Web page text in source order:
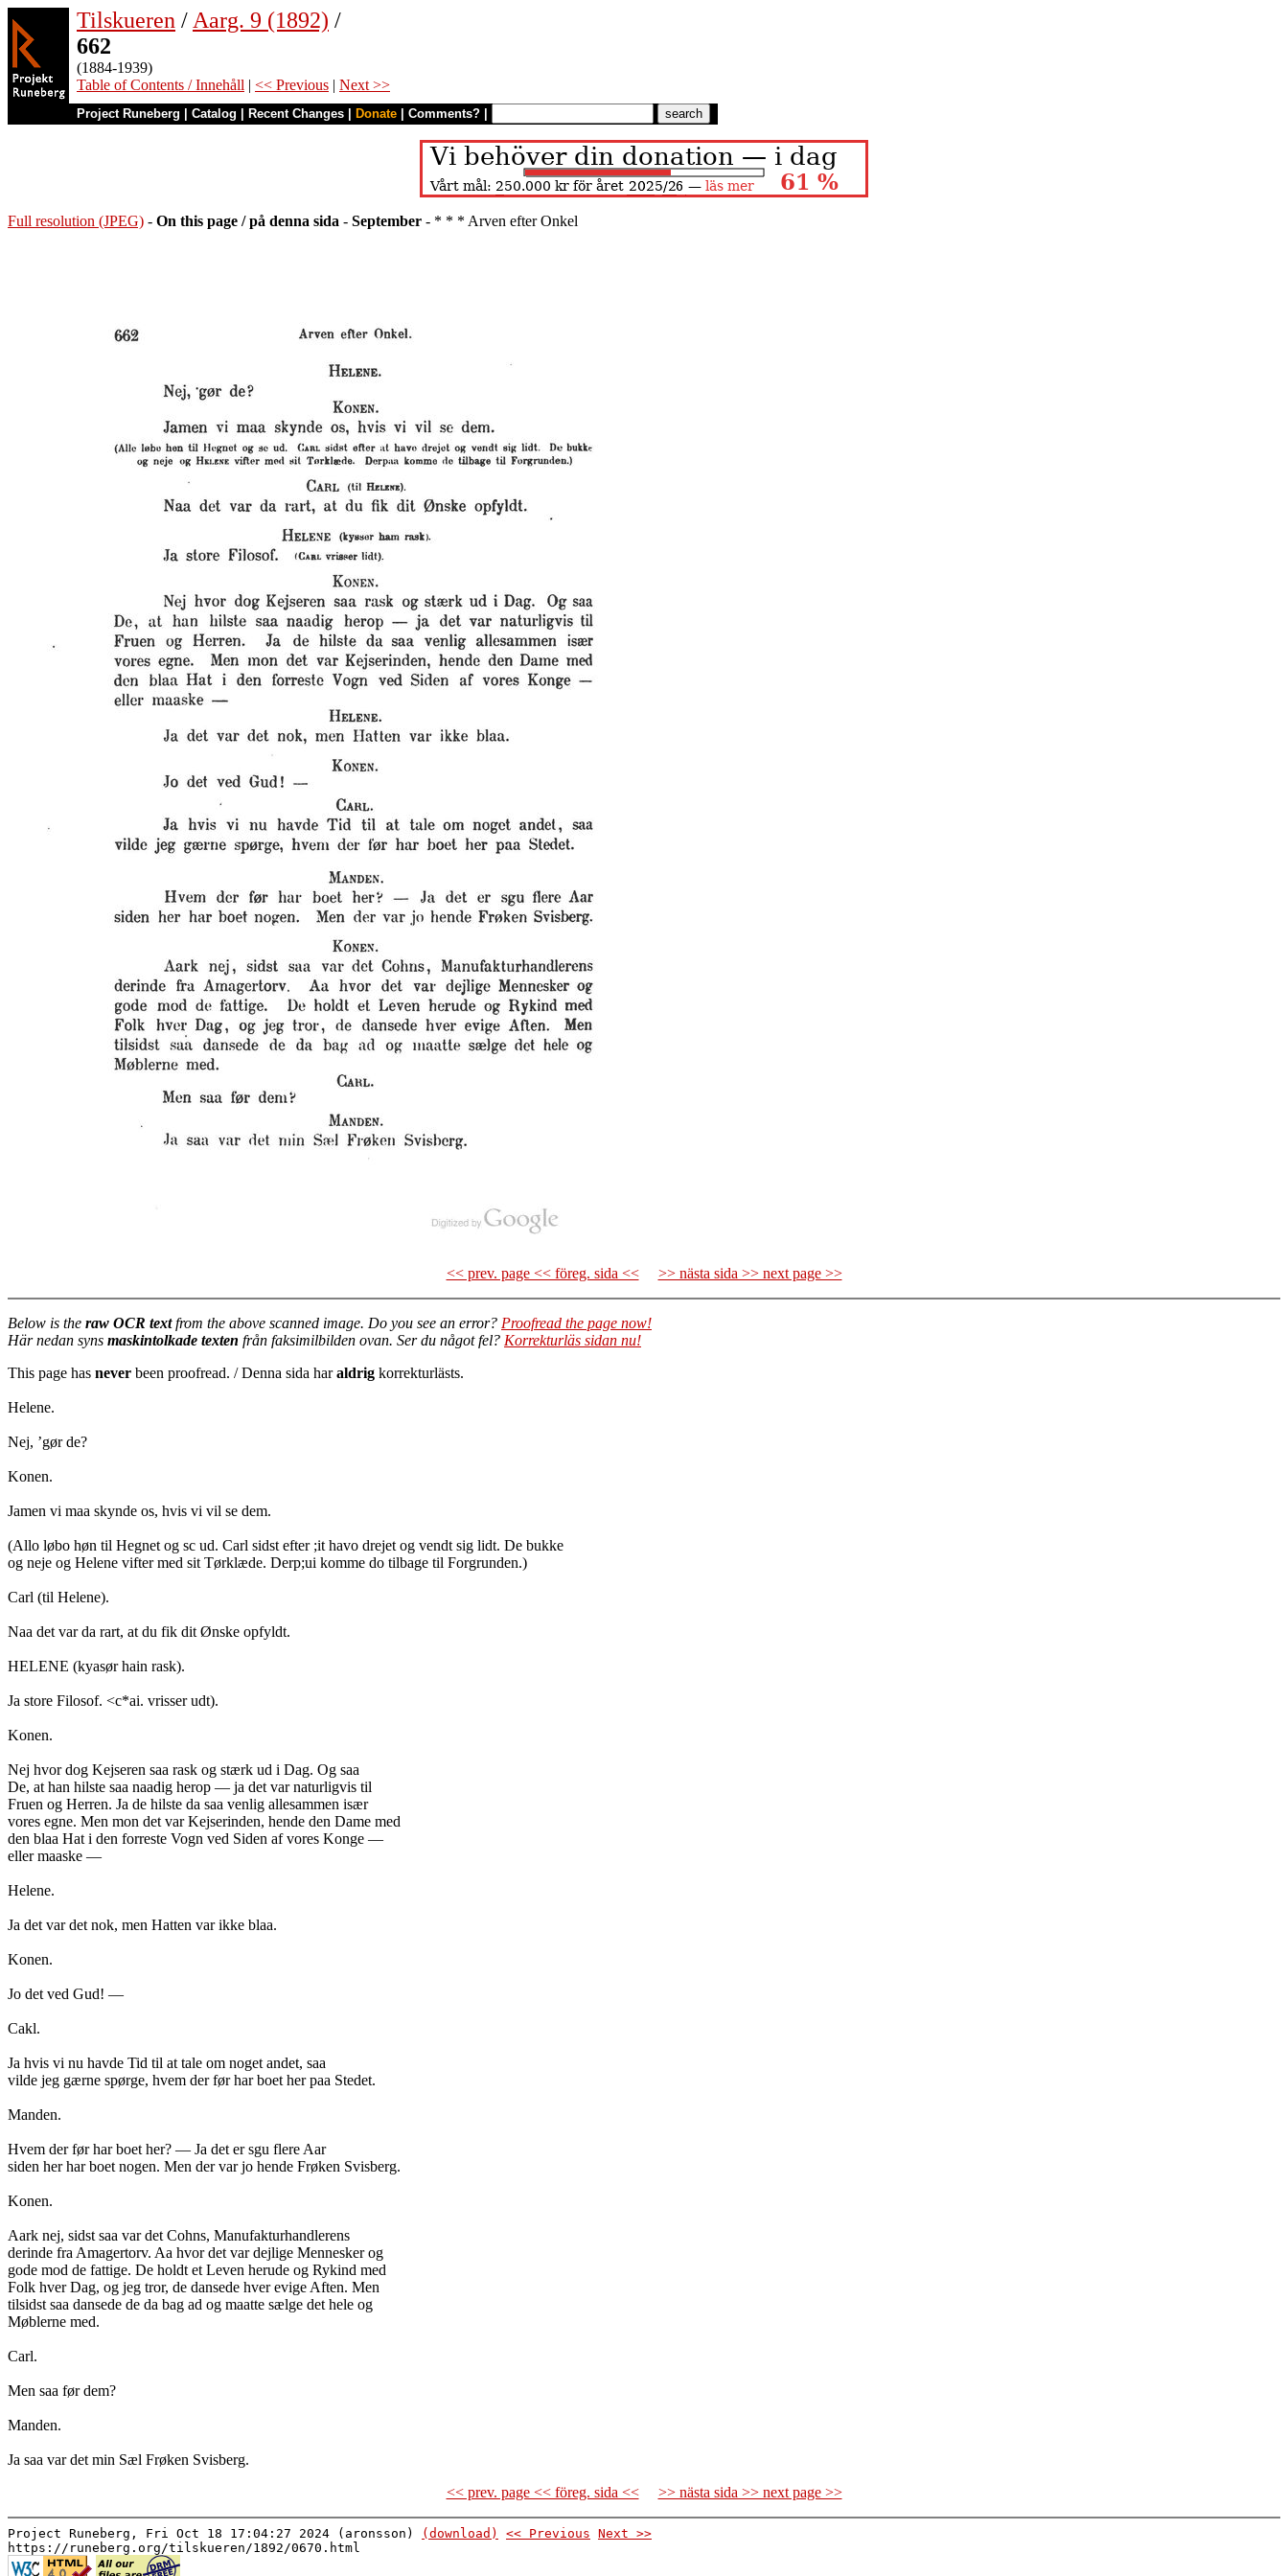
Tilskueren / Aarg. 9 (1892) /
662
(1884-1939)
Table of Contents / Innehåll | << Previous | Next >>
Project Runeberg Catalog Recent Changes Donate Comments?
Full resolution (JPEG) - On this page / på denna sida - September - * * * Arven efter Onkel
<< prev. page << föreg. sida << >> nästa sida >> next page >>
Below is the raw OCR textfrom the above scanned image. Do you see an error? Proofread the page now!
Här nedan syns maskintolkade texten från faksimilbilden ovan. Ser du något fel? Korrekturläs sidan nu!
This page has never been proofread. / Denna sida haraldrig korrekturlästs.
Helene.
Nej, ’gør de?
Konen.
Jamen vi maa skynde os, hvis vi vil se dem.
(Allo løbo høn til Hegnet og sc ud. Carl sidst efter ;it havo drejet og vendt sig lidt. De bukke
og neje og Helene vifter med sit Tørklæde. Derp;ui komme do tilbage til Forgrunden.)
Carl (til Helene).
Naa det var da rart, at du fik dit Ønske opfyldt.
HELENE (kyasør hain rask).
Ja store Filosof. <c*ai. vrisser udt).
Konen.
Nej hvor dog Kejseren saa rask og stærk ud i Dag. Og saa
De, at han hilste saa naadig herop — ja det var naturligvis til
Fruen og Herren. Ja de hilste da saa venlig allesammen især
vores egne. Men mon det var Kejserinden, hende den Dame med
den blaa Hat i den forreste Vogn ved Siden af vores Konge —
eller maaske —
Helene.
Ja det var det nok, men Hatten var ikke blaa.
Konen.
Jo det ved Gud! —
Cakl.
Ja hvis vi nu havde Tid til at tale om noget andet, saa
vilde jeg gærne spørge, hvem der før har boet her paa Stedet.
Manden.
Hvem der før har boet her? — Ja det er sgu flere Aar
siden her har boet nogen. Men der var jo hende Frøken Svisberg.
Konen.
Aark nej, sidst saa var det Cohns, Manufakturhandlerens
derinde fra Amagertorv. Aa hvor det var dejlige Mennesker og
gode mod de fattige. De holdt et Leven herude og Rykind med
Folk hver Dag, og jeg tror, de dansede hver evige Aften. Men
tilsidst saa dansede de da bag ad og maatte sælge det hele og
Møblerne med.
Carl.
Men saa før dem?
Manden.
Ja saa var det min Sæl Frøken Svisberg.
<< prev. page << föreg. sida <<
>> nästa sida >> next page >>
Project Runeberg, Fri Oct 18 17:04:27 2024 (aronsson) (download) << Previous Next >>
https://runeberg.org/tilskueren/1892/0670.html